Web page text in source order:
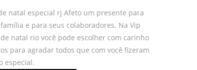
natal especial rj Afeto um presente para
e para seus colaboradores. Na Vip
natal rio você pode escolher com carinho
para agradar todos que com você fizeram
especial.